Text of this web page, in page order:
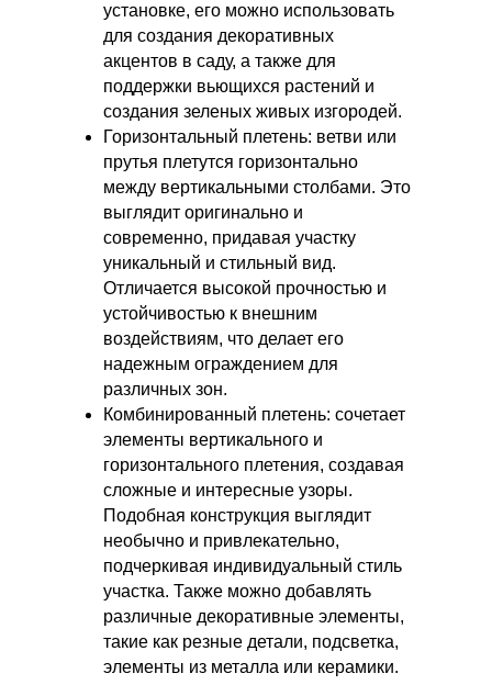
установке, его можно использовать
для создания декоративных
акцентов в саду, а также для
поддержки вьющихся растений и
создания зеленых живых изгородей.
Горизонтальный плетень: ветви или
прутья плетутся горизонтально
между вертикальными столбами. Это
выглядит оригинально и
современно, придавая участку
уникальный и стильный вид.
Отличается высокой прочностью и
устойчивостью к внешним
воздействиям, что делает его
надежным ограждением для
различных зон.
Комбинированный плетень: сочетает
элементы вертикального и
горизонтального плетения, создавая
сложные и интересные узоры.
Подобная конструкция выглядит
необычно и привлекательно,
подчеркивая индивидуальный стиль
участка. Также можно добавлять
различные декоративные элементы,
такие как резные детали, подсветка,
элементы из металла или керамики.